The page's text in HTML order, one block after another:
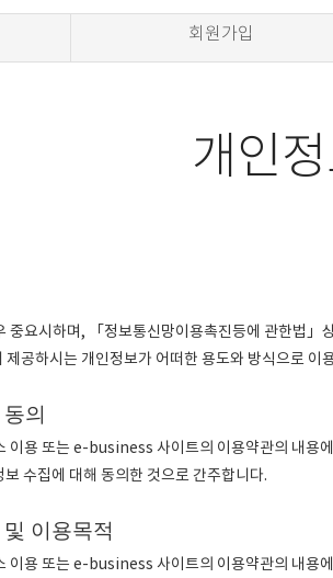
회원가입
개인
중요시하며, 「정보통신망이용촉진등에 관한법
공하시는 개인정보가 어떠한 용도와 방식으로
의
이용 또는 e-business 사이트의 이용약관의 내
수집에 대해 동의한 것으로 간주합니다.
이용목적
이용 또는 e-business 사이트의 이용약관의 내